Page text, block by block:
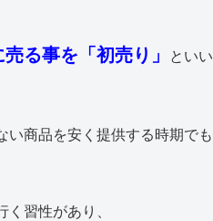
る事を「初売り」
といい
い商品を安く提供する時期でも
く習性があり、